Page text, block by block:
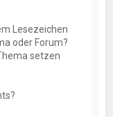
Lesezeichen
oder Forum?
setzen